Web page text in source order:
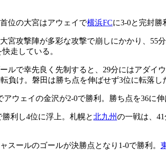
位の大宮はアウェイで横浜FCに3-0と完封勝
攻撃陣が多彩な攻撃で崩しにかかり、
走している。
で幸先良く先制すると、29分にはアダイ
負け。磐田は勝ち点を伸ばせず3位に転落し
ウェイの金沢が2-0で勝利。勝ち点を36に
利し4位に浮上。札幌と北九州の一戦は、
ールのゴールが決勝点となり1-0で勝利。